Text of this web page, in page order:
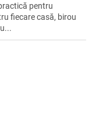
pentru
fiecare casă, birou